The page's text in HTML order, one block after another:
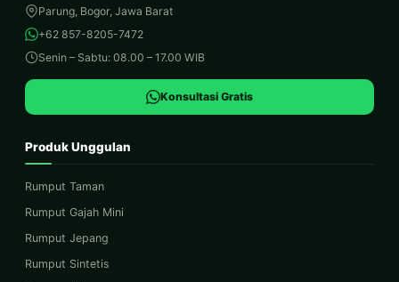
Parung, Bogor, Jawa Barat
+62 857-8205-7472
Senin – Sabtu: 08.00 – 17.00 WIB
Konsultasi Gratis
Produk Unggulan
Rumput Taman
Rumput Gajah Mini
Rumput Jepang
Rumput Sintetis